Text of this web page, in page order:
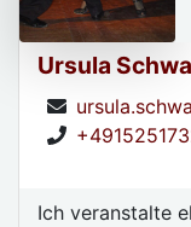
Ursula
Ich veranstalte